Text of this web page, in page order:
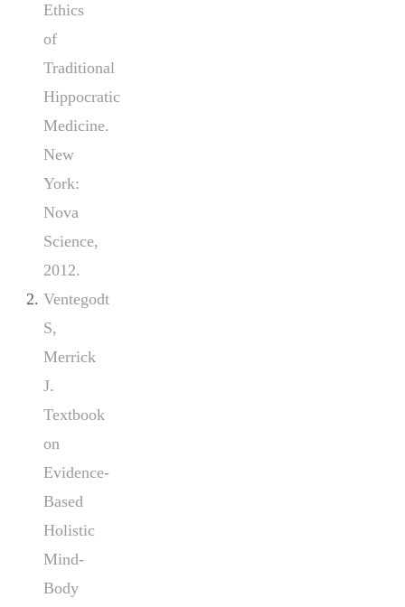
Ethics
of
Traditional
Hippocratic
Medicine.
New
York:
Nova
Science,
2012.
Ventegodt
S,
Merrick
J.
Textbook
on
Evidence-
Based
Holistic
Mind-
Body